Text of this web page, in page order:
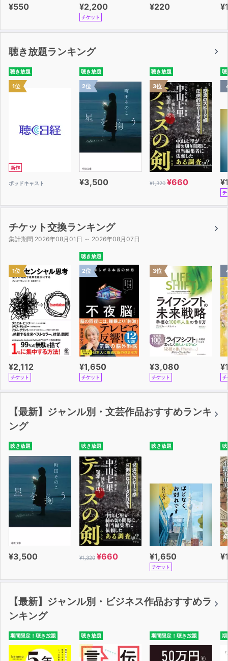
¥550 ¥2,200
チケット
¥220
聴き放題ランキング
聴き放題
1位
新作
ポッドキャスト
聴き放題
2位
¥3,500
聴き放題
3位
¥1,320 ¥660
聴
チ
チケット交換ランキング
集計期間 2026年08月01日 ～ 2026年08月07日
1位
¥2,112
チケット
聴き放題
2位
¥1,650
チケット
3位
¥3,080
チケット チ
【最新】ジャンル別・文芸作品おすすめランキ
ング
聴き放題
¥3,500
聴き放題
¥1,320 ¥660
聴き放題
¥1,650
チケット
聴
【最新】ジャンル別・ビジネス作品おすすめラ
ンキング
期間限定！聴き放題 聴き放題 期間限定！聴き放題 期